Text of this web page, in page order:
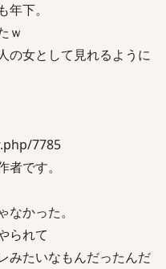
下。
ｗ
の女として見れるように
7785
です。
かった。
られて
みたいなもんだったんだ